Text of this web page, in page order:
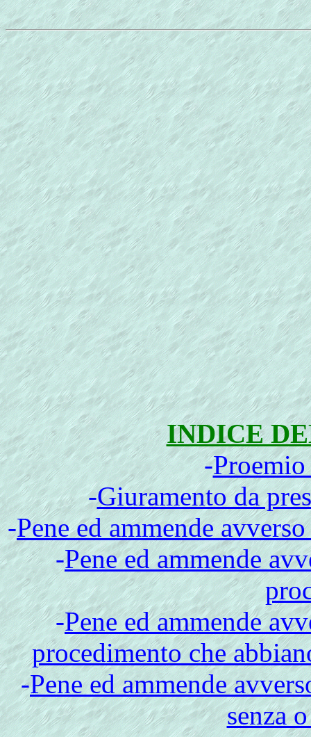
INDICE
-
-Giuramento da
-Pene ed ammende
-Pene ed ammende
-Pene ed ammende
procedimento che
-Pene ed ammende
senza